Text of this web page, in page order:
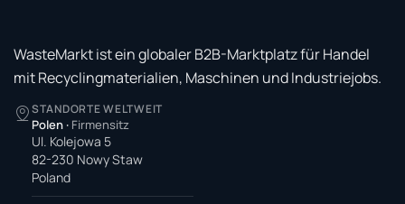
WasteMarkt ist ein globaler B2B-Marktplatz für Handel
mit Recyclingmaterialien, Maschinen und Industriejobs.
STANDORTE WELTWEIT
Polen · Firmensitz
Ul. Kolejowa 5
82-230 Nowy Staw
Poland